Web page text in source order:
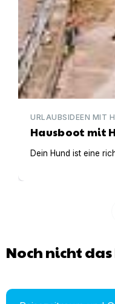
URLAUBSIDEEN MIT
Hausboot mit
Dein Hund ist eine
Noch nicht